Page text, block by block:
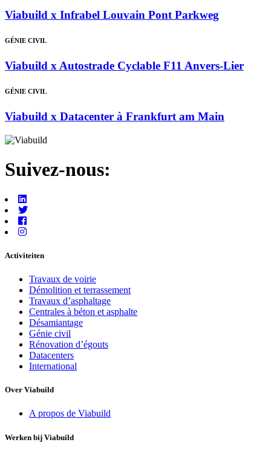
Viabuild x Infrabel Louvain Pont Parkweg
GÉNIE CIVIL
Viabuild x Autostrade Cyclable F11 Anvers-Lier
GÉNIE CIVIL
Viabuild x Datacenter à Frankfurt am Main
Suivez-nous:
Activiteiten
Travaux de voirie
Démolition et terrassement
Travaux d’asphaltage
Centrales à béton et asphalte
Désamiantage
Génie civil
Rénovation d’égouts
Datacenters
International
Over Viabuild
A propos de Viabuild
Werken bij Viabuild